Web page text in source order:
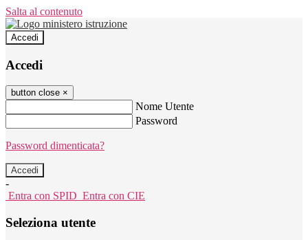
Salta al contenuto
Accedi
Accedi
button close ×
Nome Utente
Password
Password dimenticata?
-
Entra con SPID Entra con CIE
Seleziona utente